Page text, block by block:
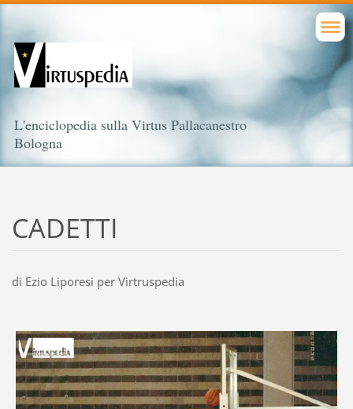
L'enciclopedia sulla Virtus Pallacanestro
Bologna
CADETTI
di Ezio Liporesi per Virtruspedia